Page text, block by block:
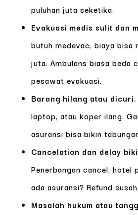
puluhan juta seketika.
Evakuasi medis sulit dan
butuh medevac, biaya bisa
juta. Ambulans biasa beda
pesawat evakuasi.
Barang hilang atau dicuri.
laptop, atau koper ilang.
asuransi bisa bikin
Cancelation dan delay
Penerbangan cancel, hotel
ada asuransi? Refund
Masalah hukum atau